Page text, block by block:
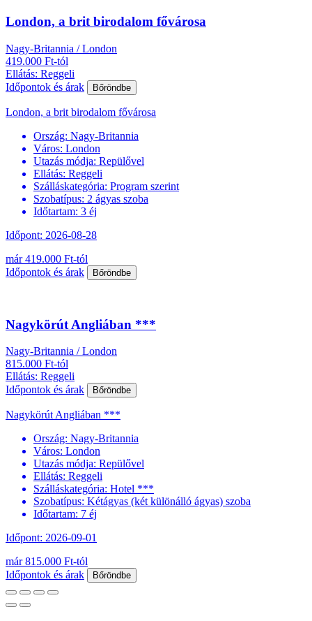
London, a brit birodalom fővárosa
Nagy-Britannia / London
419.000 Ft-tól
Ellátás: Reggeli
Időpontok és árak
Bőröndbe
London, a brit birodalom fővárosa
Ország: Nagy-Britannia
Város: London
Utazás módja: Repülővel
Ellátás: Reggeli
Szálláskategória: Program szerint
Szobatípus: 2 ágyas szoba
Időtartam: 3 éj
Időpont: 2026-08-28
már 419.000 Ft-tól
Időpontok és árak
Bőröndbe
Nagykörút Angliában ***
Nagy-Britannia / London
815.000 Ft-tól
Ellátás: Reggeli
Időpontok és árak
Bőröndbe
Nagykörút Angliában ***
Ország: Nagy-Britannia
Város: London
Utazás módja: Repülővel
Ellátás: Reggeli
Szálláskategória: Hotel ***
Szobatípus: Kétágyas (két különálló ágyas) szoba
Időtartam: 7 éj
Időpont: 2026-09-01
már 815.000 Ft-tól
Időpontok és árak
Bőröndbe